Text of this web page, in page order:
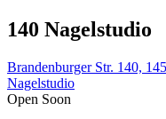
140 Nagelstudio
Brandenburger Str. 140,
Nagelstudio
Open Soon